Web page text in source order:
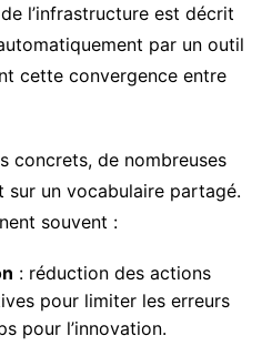
l’infrastructure est décrit
par un outil
cette convergence entre
concrets, de nombreuses
sur un vocabulaire partagé.
souvent :
: réduction des actions
pour limiter les erreurs
pour l’innovation.